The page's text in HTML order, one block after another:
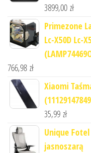
3899,00 zł
Primezone
Lc-X50D Lc-
766,98 zł
Xiaomi
35,99 zł
Unique
jasnoszarą